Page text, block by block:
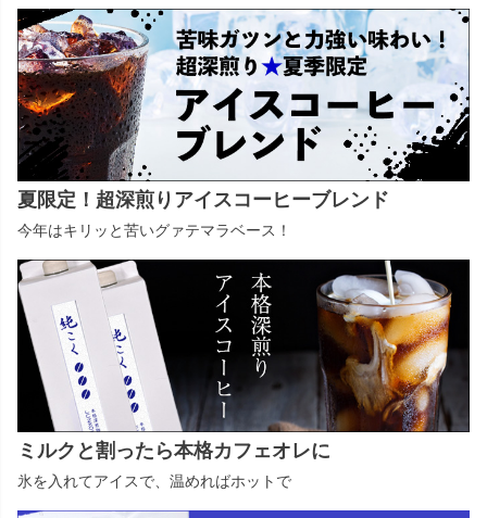
夏限定！超深煎りアイスコーヒーブレンド
今年はキリッと苦いグァテマラベース！
ミルクと割ったら本格カフェオレに
氷を入れてアイスで、温めればホットで